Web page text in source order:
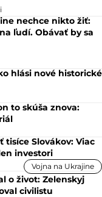
nechce nikto žiť:
ľudí. Obávať by sa
hlási nové historické
to skúša znova:
Slovákov: Viac
investori
Vojna na Ukrajine
o život: Zelenskyj
civilistu